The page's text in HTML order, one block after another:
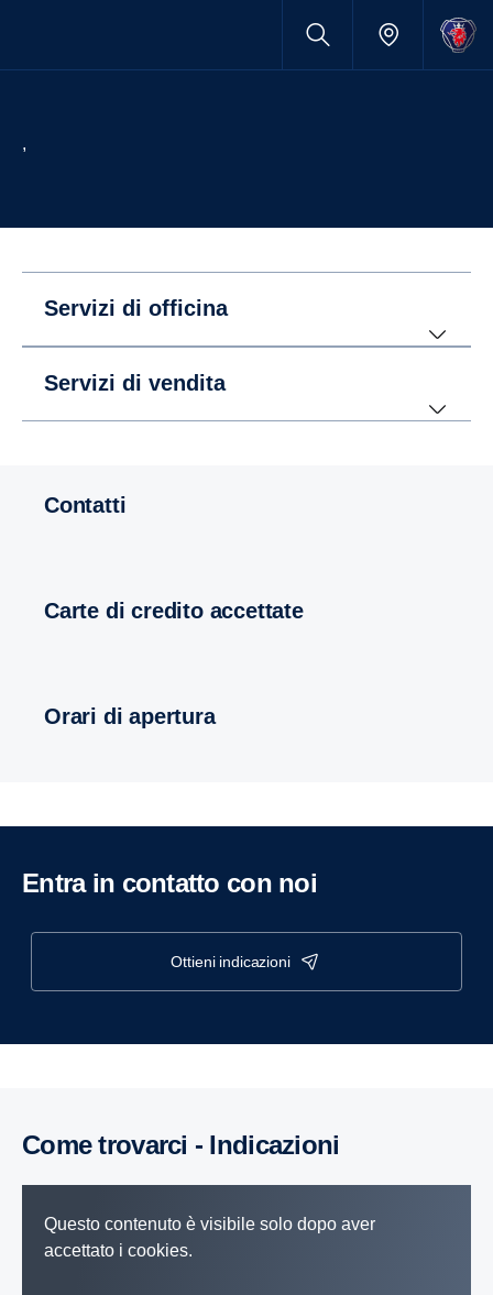
,
Servizi di officina
Servizi di vendita
Contatti
Carte di credito accettate
Orari di apertura
Entra in contatto con noi
ottieni indicazioni
Come trovarci - Indicazioni
Questo contenuto è visibile solo dopo aver
accettato i cookies.